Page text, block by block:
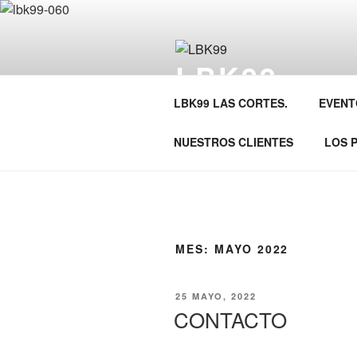
Saltar
LBK99
Un espacio Madrid. Una sala
LBK99 LAS CORTES.
NUESTROS CLIENTES LOS
MES: MAYO 2022
PUBLICADO
25 MAYO, 2022
CONTACTO